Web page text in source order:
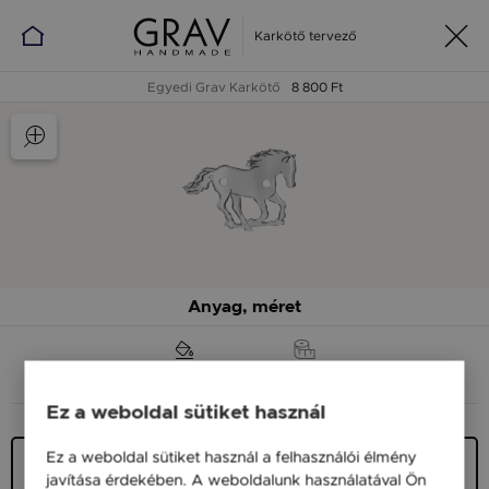
Karkötő tervező
Egyedi Grav Karkötő 8 800 Ft
Anyag, méret
Ezüst 925
11 900 Ft
Ez a weboldal sütiket használ
Ez a weboldal sütiket használ a felhasználói élmény
javítása érdekében. A weboldalunk használatával Ön